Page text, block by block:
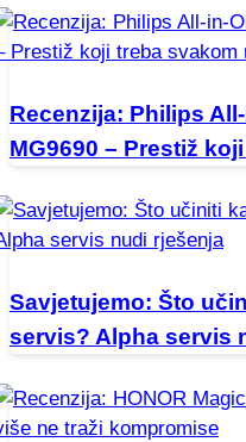
Recenzija: Philips
MG9690 – Prestiž
Savjetujemo: Što
servis? Alpha servis